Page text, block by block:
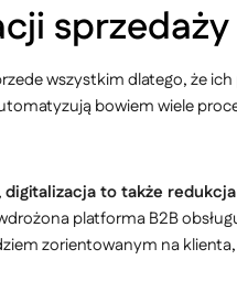
sprzedaży
wszystkim dlatego, że
bowiem wiele
digitalizacja to także
platforma B2B
zorientowanym na